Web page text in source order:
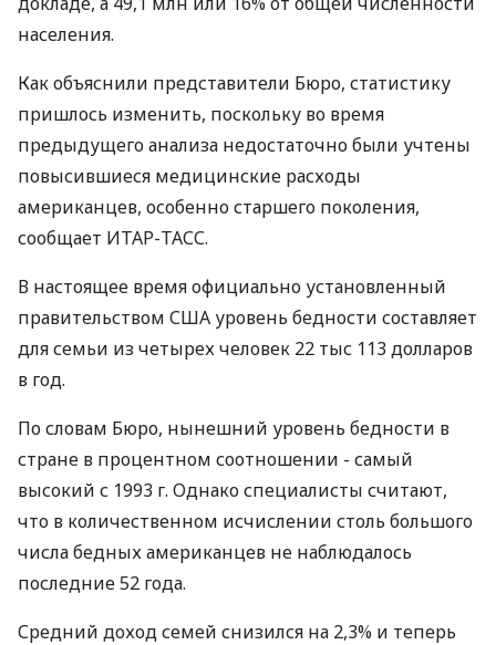
населения.
Как объяснили представители Бюро, статистику
пришлось изменить, поскольку во время
предыдущего анализа недостаточно были учтены
повысившиеся медицинские расходы
американцев, особенно старшего поколения,
сообщает ИТАР-ТАСС.
В настоящее время официально установленный
правительством США уровень бедности составляет
для семьи из четырех человек 22 тыс 113 долларов
в год.
По словам Бюро, нынешний уровень бедности в
стране в процентном соотношении - самый
высокий с 1993 г. Однако специалисты считают,
что в количественном исчислении столь большого
числа бедных американцев не наблюдалось
последние 52 года.
Средний доход семей снизился на 2,3% и теперь